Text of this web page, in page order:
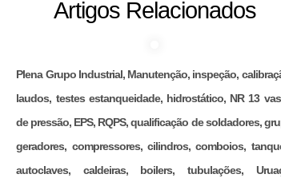
Artigos Relacionados
Plena Grupo Industrial, Manutenção, inspeção,
laudos, testes estanqueidade, hidrostático, NR 13
de pressão, EPS, RQPS, qualificação de soldadores,
geradores, compressores, cilindros, comboios,
autoclaves, caldeiras, boilers, tubulações,